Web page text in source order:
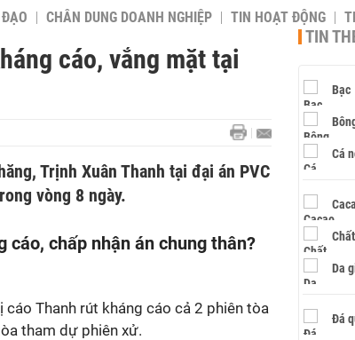
CHÂN DUNG DOANH NGHIỆP TIN HOẠT ĐỘNG
cáo, vắng mặt tại
Trịnh Xuân Thanh tại đại án PVC
vòng 8 ngày.
cáo, chấp nhận án chung thân?
Thanh rút kháng cáo cả 2 phiên tòa
tham dự phiên xử.
TIN
Bạc
Cá
Da
Đá